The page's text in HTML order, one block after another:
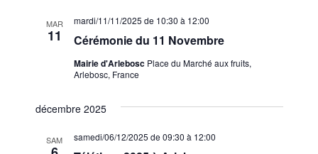
MAR
11 Cérémonie du 11 Novembre
mardi/11/11/2025 de 10:30 à 12:00
Mairie d'Arlebosc Place du Marché aux fruits,
Arlebosc, France
décembre 2025
SAM samedi/06/12/2025 de 09:30 à 12:00